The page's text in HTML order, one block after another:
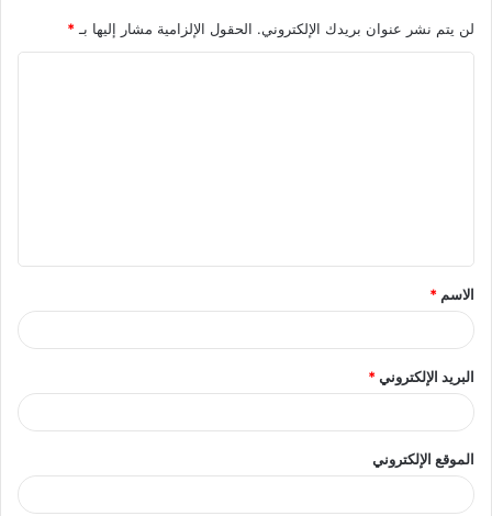
لن يتم نشر عنوان بريدك الإلكتروني. الحقول الإلزامية مشار إليها بـ *
الاسم *
البريد الإلكتروني*
الموقع الإلكتروني